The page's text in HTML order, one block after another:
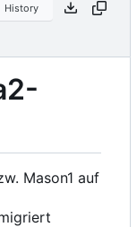
History
Mason1 auf